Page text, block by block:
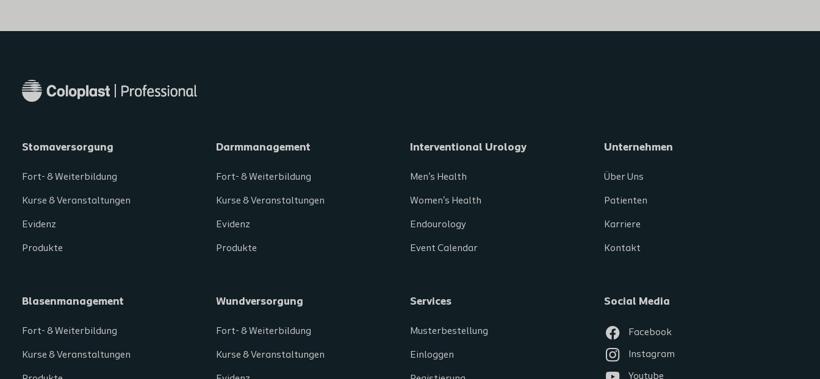
Stomaversorgung
Fort- & Weiterbildung
Kurse & Veranstaltungen
Evidenz
Produkte
Darmmanagement
Fort- & Weiterbildung
Kurse & Veranstaltungen
Evidenz
Produkte
Interventional Urology
Men's Health
Women's Health
Endourology
Event Calendar
Unternehmen
Über Uns
Patienten
Karriere
Kontakt
Blasenmanagement
Fort- & Weiterbildung
Kurse & Veranstaltungen
Wundversorgung
Fort- & Weiterbildung
Kurse & Veranstaltungen
Services
Musterbestellung
Einloggen
Social Media
Facebook
Instagram
Youtube